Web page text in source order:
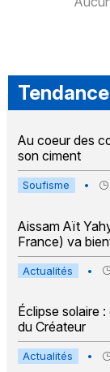
Au coeur des
son ciment
Soufisme •
Aissam Aït
France) va
Actualités •
Éclipse solaire
du Créateur
Actualités •